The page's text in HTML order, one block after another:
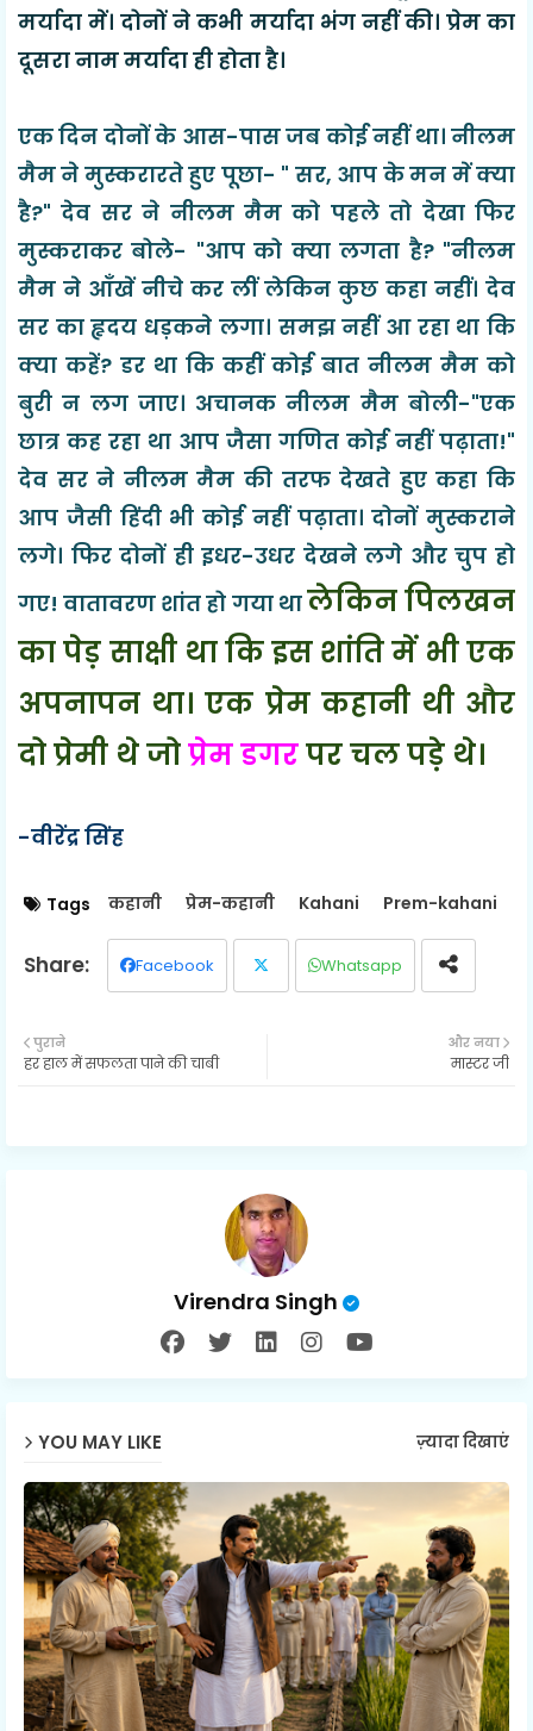
मर्यादा में। दोनों ने कभी मर्यादा भंग नहीं की। प्रेम का
दूसरा नाम मर्यादा ही होता है।
एक दिन दोनों के आस-पास जब कोई नहीं था। नीलम
मैम ने मुस्करारते हुए पूछा- " सर, आप के मन में क्या
है?" देव सर ने नीलम मैम को पहले तो देखा फिर
मुस्कराकर बोले- "आप को क्या लगता है? "नीलम
मैम ने आँखें नीचे कर लीं लेकिन कुछ कहा नहीं। देव
सर का हृदय धड़कने लगा। समझ नहीं आ रहा था कि
क्या कहें? डर था कि कहीं कोई बात नीलम मैम को
बुरी न लग जाए। अचानक नीलम मैम बोली-"एक
छात्र कह रहा था आप जैसा गणित कोई नहीं पढ़ाता!"
देव सर ने नीलम मैम की तरफ देखते हुए कहा कि
आप जैसी हिंदी भी कोई नहीं पढ़ाता। दोनों मुस्कराने
लगे। फिर दोनों ही इधर-उधर देखने लगे और चुप हो
गए! वातावरण शांत हो गया थालेकिन पिलखन
का पेड़ साक्षी था कि इस शांति में भी एक
अपनापन था। एक प्रेम कहानी थी और
दो प्रेमी थे जोप्रेम डगरपर चल पड़े थे।
-वीरेंद्र सिंह
Tags कहानी प्रेम-कहानी Kahani Prem-kahani
Facebook Whatsapp
और नया
मास्टर जी
पुराने
हर हाल में सफलता पाने की चाबी
Virendra Singh
YOU MAY LIKE ज़्यादा दिखाएं